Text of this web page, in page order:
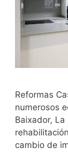
Reformas
numerosos
Baixador,
cambio de